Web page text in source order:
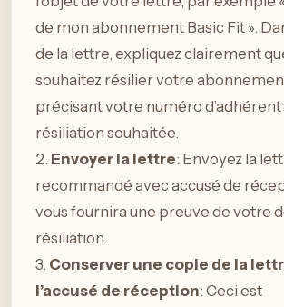
de mon abonnement Basic Fit ».
de la lettre, expliquez clairement
souhaitez résilier votre
précisant votre numéro d’adhérent
résiliation souhaitée.
2. Envoyer la lettre: Envoyez la
recommandé avec accusé de
vous fournira une preuve de votre
résiliation.
3. Conserver une copie de la
l’accusé de réception: Ceci est